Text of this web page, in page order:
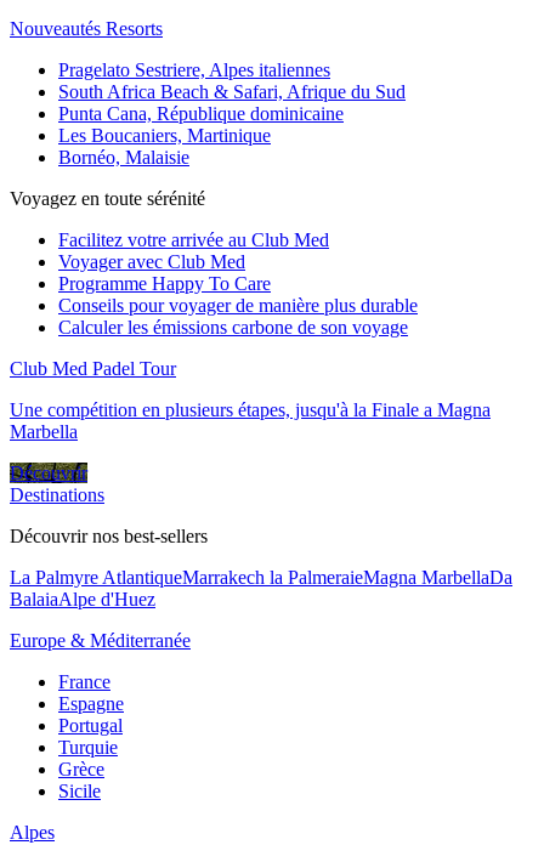
Nouveautés Resorts
Pragelato Sestriere, Alpes italiennes
South Africa Beach & Safari, Afrique du Sud
Punta Cana, République dominicaine
Les Boucaniers, Martinique
Bornéo, Malaisie
Voyagez en toute sérénité
Facilitez votre arrivée au Club Med
Voyager avec Club Med
Programme Happy To Care
Conseils pour voyager de manière plus durable
Calculer les émissions carbone de son voyage
Club Med Padel Tour
Une compétition en plusieurs étapes, jusqu'à la Finale a Magna
Marbella
Découvrir
Destinations
Découvrir nos best-sellers
La Palmyre AtlantiqueMarrakech la PalmeraieMagna MarbellaDa
BalaiaAlpe d'Huez
Europe & Méditerranée
France
Espagne
Portugal
Turquie
Grèce
Sicile
Alpes